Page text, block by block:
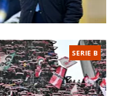
SERIE B